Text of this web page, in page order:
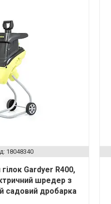
18048340
Gardyer R400,
шредер з
садовий дробарка